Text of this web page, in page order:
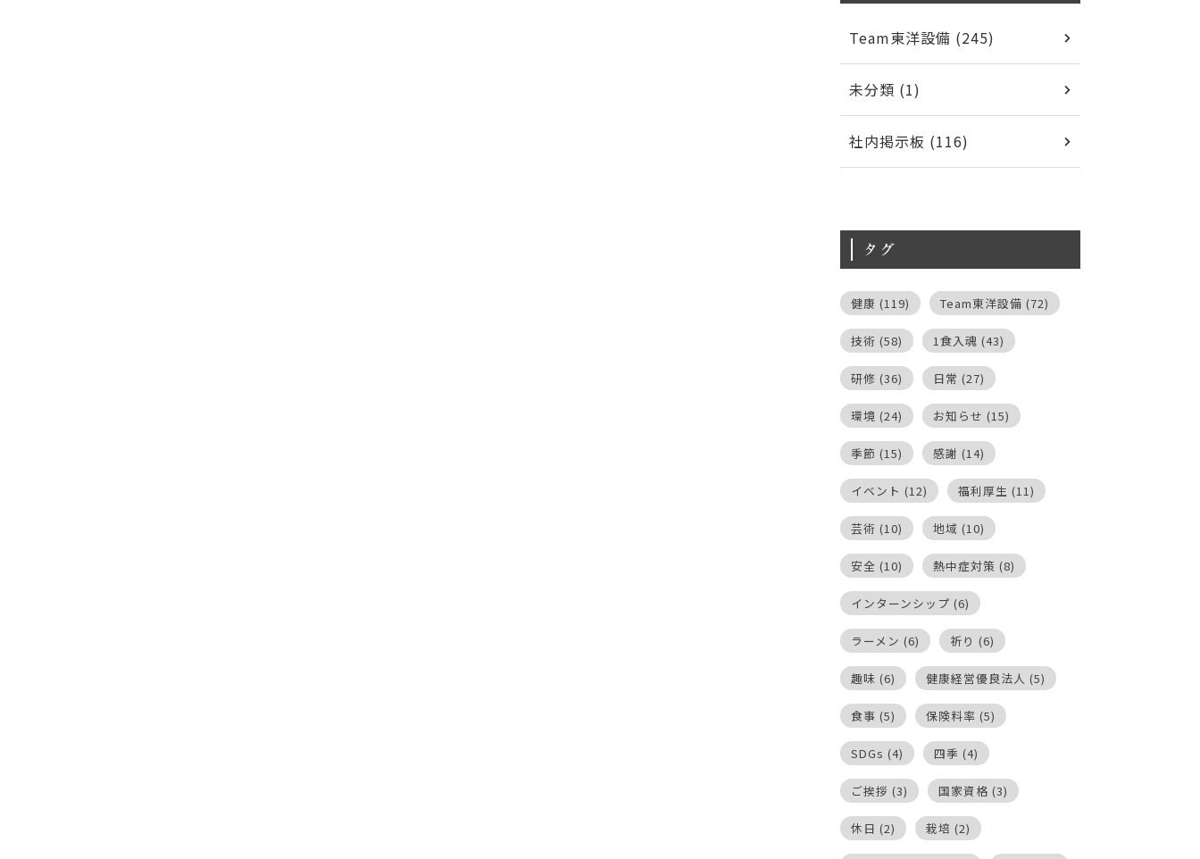
Team東洋設備 (245)
未分類 (1)
社内掲示板 (116)
タグ
健康 (119) Team東洋設備 (72)
技術 (58) 1食入魂 (43)
研修 (36) 日常 (27)
環境 (24) お知らせ (15)
季節 (15) 感謝 (14)
イベント (12) 福利厚生 (11)
芸術 (10) 地域 (10)
安全 (10) 熱中症対策 (8)
インターンシップ (6)
ラーメン (6) 祈り (6)
趣味 (6) 健康経営優良法人 (5)
食事 (5) 保険料率 (5)
SDGs (4) 四季 (4)
ご挨拶 (3) 国家資格 (3)
休日 (2) 栽培 (2)